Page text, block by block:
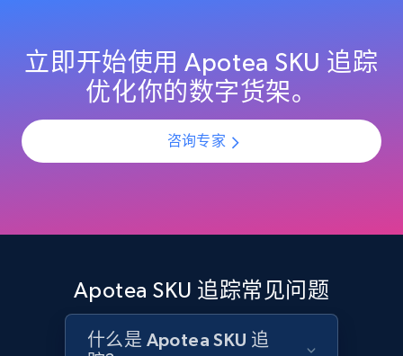
URL, Domain, Country code, Model number,
Sku, Product id, Product name, Manufacturer,
and more.
355+
URL, Domain, Country code, Model number,
Sku, Product id, Product name, Manufacturer,
and more.
立即开始使用 Apotea SKU 追踪
优化你的数字货架。
咨询专家
Apotea SKU 追踪常见问题
什么是 Apotea SKU 追